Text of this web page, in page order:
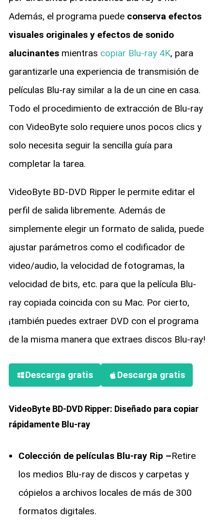
Además, el programa puede conserva efectos
visuales originales y efectos de sonido
alucinantesmientras copiar Blu-ray 4K, para
garantizarle una experiencia de transmisión de
películas Blu-ray similar a la de un cine en casa.
Todo el procedimiento de extracción de Blu-ray
con VideoByte solo requiere unos pocos clics y
solo necesita seguir la sencilla guía para
completar la tarea.
VideoByte BD-DVD Ripper le permite editar el
perfil de salida libremente. Además de
simplemente elegir un formato de salida, puede
ajustar parámetros como el codificador de
video/audio, la velocidad de fotogramas, la
velocidad de bits, etc. para que la película Blu-
ray copiada coincida con su Mac. Por cierto,
¡también puedes extraer DVD con el programa
de la misma manera que extraes discos Blu-ray!
Descarga gratis Descarga gratis
VideoByte BD-DVD Ripper: Diseñado para copiar
rápidamente Blu-ray
Colección de películas Blu-ray Rip –Retire
los medios Blu-ray de discos y carpetas y
cópielos a archivos locales de más de 300
formatos digitales.